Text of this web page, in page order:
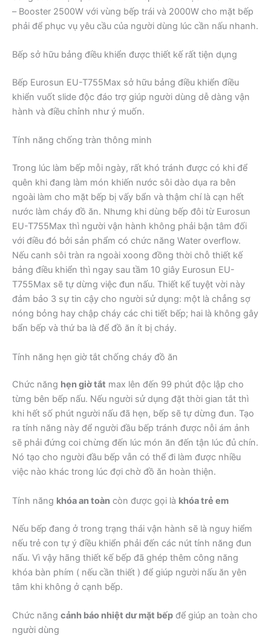
– Booster 2500W với vùng bếp trái và 2000W cho mặt bếp
phải để phục vụ yêu cầu của người dùng lúc cần nấu nhanh.
Bếp sở hữu bảng điều khiển được thiết kế rất tiện dụng
Bếp Eurosun EU-T755Max sở hữu bảng điều khiển điều
khiển vuốt slide độc đáo trợ giúp người dùng dễ dàng vận
hành và điều chỉnh như ý muốn.
Tính năng chống tràn thông minh
Trong lúc làm bếp mỗi ngày, rất khó tránh được có khi để
quên khi đang làm món khiến nước sôi dào dụa ra bên
ngoài làm cho mặt bếp bị vấy bẩn và thậm chí là cạn hết
nước làm cháy đồ ăn. Nhưng khi dùng bếp đôi từ Eurosun
EU-T755Max thì người vận hành không phải bận tâm đối
với điều đó bởi sản phẩm có chức năng Water overflow.
Nếu canh sôi tràn ra ngoài xoong đồng thời chỗ thiết kế
bảng điều khiển thì ngay sau tầm 10 giây Eurosun EU-
T755Max sẽ tự dừng việc đun nấu. Thiết kế tuyệt vời này
đảm bảo 3 sự tin cậy cho người sử dụng: một là chẳng sợ
nóng bỏng hay chập cháy các chi tiết bếp; hai là không gây
bẩn bếp và thứ ba là để đồ ăn ít bị cháy.
Tính năng hẹn giờ tắt chống cháy đồ ăn
Chức năng hẹn giờ tắt max lên đến 99 phút độc lập cho
từng bên bếp nấu. Nếu người sử dụng đặt thời gian tắt thì
khi hết số phút người nấu đã hẹn, bếp sẽ tự dừng đun. Tạo
ra tính năng này để người đầu bếp tránh được nỗi ám ảnh
sẽ phải đứng coi chừng đến lúc món ăn đến tận lúc đủ chín.
Nó tạo cho người đầu bếp vẫn có thể đi làm được nhiều
việc nào khác trong lúc đợi chờ đồ ăn hoàn thiện.
Tính năng khóa an toàn còn được gọi là khóa trẻ em
Nếu bếp đang ở trong trạng thái vận hành sẽ là nguy hiểm
nếu trẻ con tự ý điều khiển phải đến các nút tính năng đun
nấu. Vì vậy hãng thiết kế bếp đã ghép thêm công năng
khóa bàn phím ( nếu cần thiết ) để giúp người nấu ăn yên
tâm khi không ở cạnh bếp.
Chức năng cảnh báo nhiệt dư mặt bếp để giúp an toàn cho
người dùng